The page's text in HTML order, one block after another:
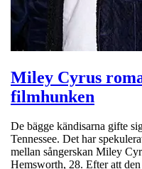
Miley Cyrus
filmhunken
De bägge kändisarna gifte
Tennessee. Det har
mellan sångerskan Miley
Hemsworth, 28. Efter att